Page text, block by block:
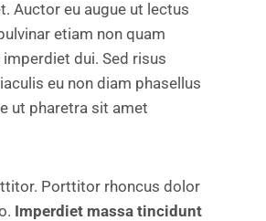
Auctor eu augue ut lectus
etiam non quam
dui. Sed risus
eu non diam phasellus
ut pharetra sit amet
Porttitor rhoncus dolor
Imperdiet massa tincidunt